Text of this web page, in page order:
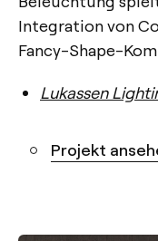
Integration von
Fancy-Shape-
Lukassen
Projekt